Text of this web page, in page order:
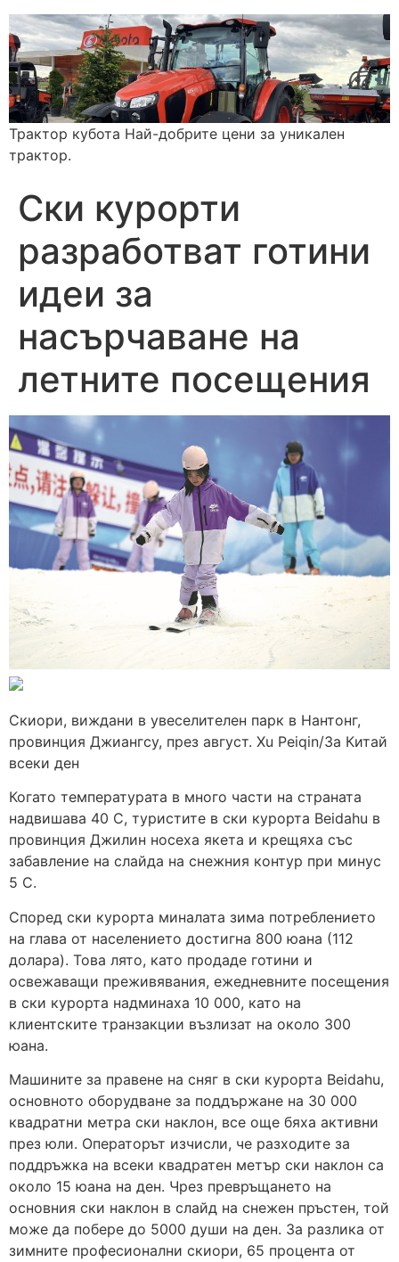
Трактор кубота Най-добрите цени за уникален
трактор.
Ски курорти
разработват готини
идеи за
насърчаване на
летните посещения
Скиори, виждани в увеселителен парк в Нантонг,
провинция Джиангсу, през август. Xu Peiqin/За Китай
всеки ден
Когато температурата в много части на страната
надвишава 40 C, туристите в ски курорта Beidahu в
провинция Джилин носеха якета и крещяха със
забавление на слайда на снежния контур при минус
5 С.
Според ски курорта миналата зима потреблението
на глава от населението достигна 800 юана (112
долара). Това лято, като продаде готини и
освежаващи преживявания, ежедневните посещения
в ски курорта надминаха 10 000, като на
клиентските транзакции възлизат на около 300
юана.
Машините за правене на сняг в ски курорта Beidahu,
основното оборудване за поддържане на 30 000
квадратни метра ски наклон, все още бяха активни
през юли. Операторът изчисли, че разходите за
поддръжка на всеки квадратен метър ски наклон са
около 15 юана на ден. Чрез превръщането на
основния ски наклон в слайд на снежен пръстен, той
може да побере до 5000 души на ден. За разлика от
зимните професионални скиори, 65 процента от